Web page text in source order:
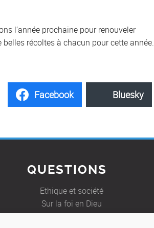
l’année prochaine pour renouveler
récoltes à chacun pour cette année.
Facebook Bluesky
QUESTIONS
Ethique et société
Sur la foi en Dieu
Foire Aux Questions